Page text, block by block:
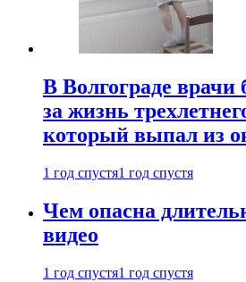
В Волгограде врачи
за жизнь
который выпал из
1 год спустя1 год спустя
Чем опасна
видео
1 год спустя1 год спустя